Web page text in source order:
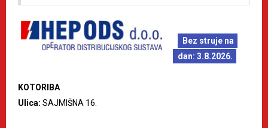
Bez struje na
dan: 3.8.2026.
KOTORIBA
Ulica: SAJMIŠNA 16.